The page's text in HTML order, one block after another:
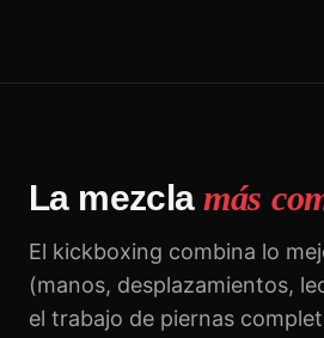
La mezcla más
El kickboxing combina lo
(manos, desplazamientos,
el trabajo de piernas